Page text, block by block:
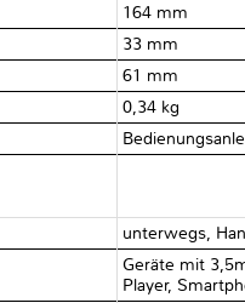
164 mm
33 mm
61 mm
0,34 kg
unterwegs,
Geräte mit
Player,